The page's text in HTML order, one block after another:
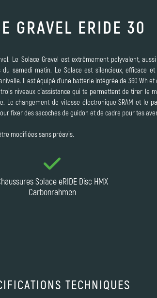
GRAVEL ERIDE 30
Le Solace Gravel est extrêmement polyvalent,
samedi matin. Le Solace est silencieux, efficace
Il est équipé d'une batterie intégrée de 360 Wh
niveaux d'assistance qui te permettent de tirer le
Le changement de vitesse électronique SRAM et le
fixer des sacoches de guidon et de cadre pour tes
modifiées sans préavis.
Solace eRIDE Disc HMX
Carbonrahmen
TECHNIQUES